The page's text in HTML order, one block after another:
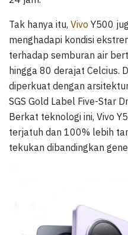
Tak hanya itu, Vivo Y500
menghadapi kondisi
terhadap semburan air
hingga 80 derajat Celcius.
diperkuat dengan
SGS Gold Label Five-Star
Berkat teknologi ini, Vivo
terjatuh dan 100% lebih
tekukan dibandingkan